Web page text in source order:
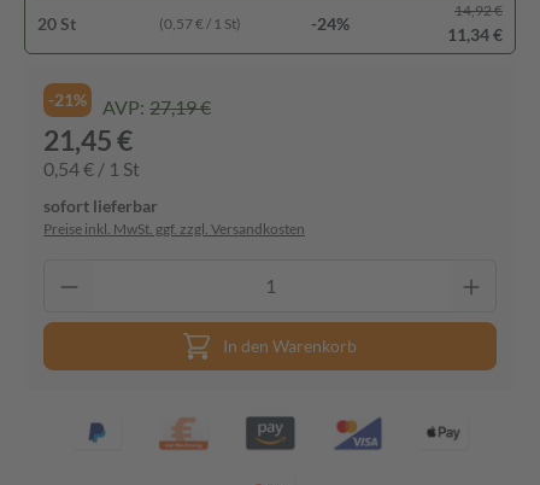
20 St (0,57 € / 1 St) -24%
14,92 €
11,34 €
-21% AVP: 27,19 €
21,45 €
0,54 € / 1 St
sofort lieferbar
Preise inkl. MwSt. ggf. zzgl. Versandkosten
In den Warenkorb